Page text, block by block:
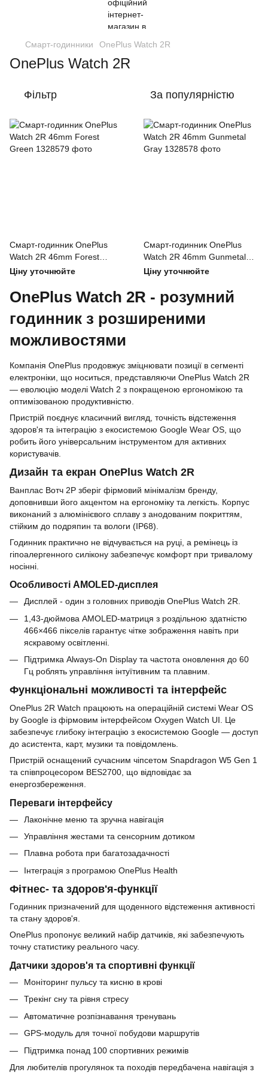
Смарт-годинники OnePlus Watch 2R
OnePlus Watch 2R
Фільтр За популярністю
Смарт-годинник OnePlus
Watch 2R 46mm Forest
Green
Ціну уточнюйте
Смарт-годинник OnePlus
Watch 2R 46mm Gunmetal
Gray
Ціну уточнюйте
OnePlus Watch 2R - розумний
годинник з розширеними
можливостями
Компанія OnePlus продовжує зміцнювати позиції в сегменті
електроніки, що носиться, представляючи OnePlus Watch 2R
— еволюцію моделі Watch 2 з покращеною ергономікою та
оптимізованою продуктивністю.
Пристрій поєднує класичний вигляд, точність відстеження
здоров'я та інтеграцію з екосистемою Google Wear OS, що
робить його універсальним інструментом для активних
користувачів.
Дизайн та екран OnePlus Watch 2R
Ванплас Вотч 2Р зберіг фірмовий мінімалізм бренду,
доповнивши його акцентом на ергономіку та легкість. Корпус
виконаний з алюмінієвого сплаву з анодованим покриттям,
стійким до подряпин та вологи (IP68).
Годинник практично не відчувається на руці, а ремінець із
гіпоалергенного силікону забезпечує комфорт при тривалому
носінні.
Особливості AMOLED-дисплея
Дисплей - один з головних приводів OnePlus Watch 2R.
1,43-дюймова AMOLED-матриця з роздільною здатністю
466×466 пікселів гарантує чітке зображення навіть при
яскравому освітленні.
Підтримка Always-On Display та частота оновлення до 60
Гц роблять управління інтуїтивним та плавним.
Функціональні можливості та інтерфейс
OnePlus 2R Watch працюють на операційній системі Wear OS
by Google із фірмовим інтерфейсом Oxygen Watch UI. Це
забезпечує глибоку інтеграцію з екосистемою Google — доступ
до асистента, карт, музики та повідомлень.
Пристрій оснащений сучасним чіпсетом Snapdragon W5 Gen 1
та співпроцесором BES2700, що відповідає за
енергозбереження.
Переваги інтерфейсу
Лаконічне меню та зручна навігація
Управління жестами та сенсорним дотиком
Плавна робота при багатозадачності
Інтеграція з програмою OnePlus Health
Фітнес- та здоров'я-функції
Годинник призначений для щоденного відстеження активності
та стану здоров'я.
OnePlus пропонує великий набір датчиків, які забезпечують
точну статистику реального часу.
Датчики здоров'я та спортивні функції
Моніторинг пульсу та кисню в крові
Трекінг сну та рівня стресу
Автоматичне розпізнавання тренувань
GPS-модуль для точної побудови маршрутів
Підтримка понад 100 спортивних режимів
Для любителів прогулянок та походів передбачена навігація з